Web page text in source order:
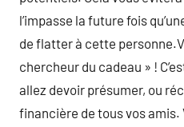
l’impasse la future fois
de flatter à cette
chercheur du cadeau » !
allez devoir présumer, ou
financière de tous vos amis.